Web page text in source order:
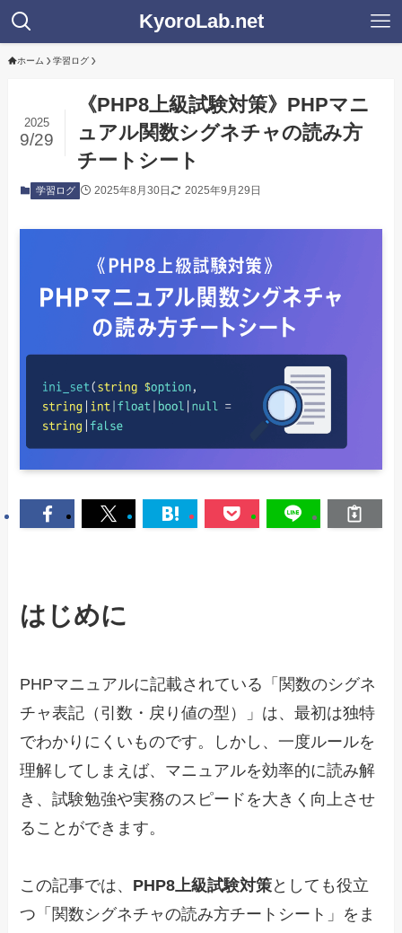
KyoroLab.net
ホーム 学習ログ
《PHP8上級試験対策》PHPマニ
ュアル関数シグネチャの読み方
チートシート
2025
9/29
学習ログ 2025年8月30日 2025年9月29日
はじめに
PHPマニュアルに記載されている「関数のシグネ
チャ表記（引数・戻り値の型）」は、最初は独特
でわかりにくいものです。しかし、一度ルールを
理解してしまえば、マニュアルを効率的に読み解
き、試験勉強や実務のスピードを大きく向上させ
ることができます。
この記事では、 PHP8上級試験対策としても役立
つ「関数シグネチャの読み方チートシート」をま